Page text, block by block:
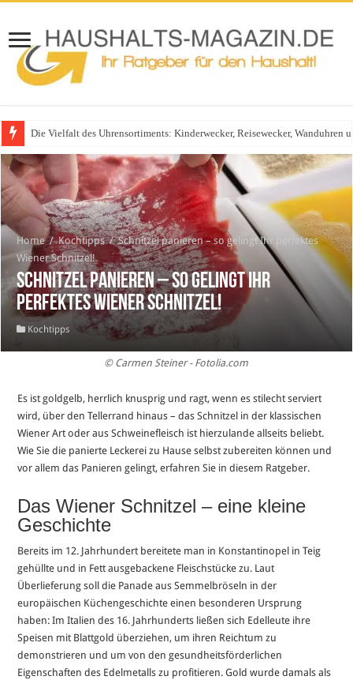
Die Vielfalt des Uhrensortiments: Kinderwecker, Reisewecker, Wanduhren
Glasgeländer in modernen Wohnhäusern
Home / Kochtipps / Schnitzel panieren – so gelingt Ihr perfektes
Wiener Schnitzel!
Schnitzel panieren – so gelingt Ihr
perfektes Wiener Schnitzel!
Kochtipps
© Carmen Steiner - Fotolia.com
Es ist goldgelb, herrlich knusprig und ragt, wenn es stilecht serviert
wird, über den Tellerrand hinaus – das Schnitzel in der klassischen
Wiener Art oder aus Schweinefleisch ist hierzulande allseits beliebt.
Wie Sie die panierte Leckerei zu Hause selbst zubereiten können und
vor allem das Panieren gelingt, erfahren Sie in diesem Ratgeber.
Das Wiener Schnitzel – eine kleine
Geschichte
Bereits im 12. Jahrhundert bereitete man in Konstantinopel in Teig
gehüllte und in Fett ausgebackene Fleischstücke zu. Laut
Überlieferung soll die Panade aus Semmelbröseln in der
europäischen Küchengeschichte einen besonderen Ursprung
haben: Im Italien des 16. Jahrhunderts ließen sich Edelleute ihre
Speisen mit Blattgold überziehen, um ihren Reichtum zu
demonstrieren und um von den gesundheitsförderlichen
Eigenschaften des Edelmetalls zu profitieren. Gold wurde damals als